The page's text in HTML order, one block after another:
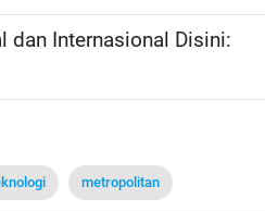
dan Internasional Disini:
metropolitan